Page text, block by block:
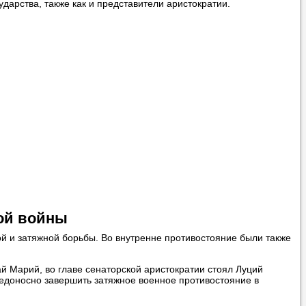
также как и представители аристократии.
войны
и затяжной борьбы. Во внутренне противостояние были также
во главе сенаторской аристократии стоял Луций
завершить затяжное военное противостояние в